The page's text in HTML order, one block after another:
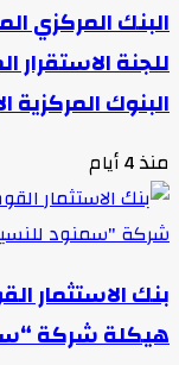
المركزي
الاستقرار
المركزية
4 أيام
الاستثمار
شركة